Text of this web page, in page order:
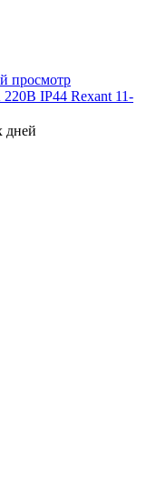
просмотр
220В IP44 Rexant 11-
дней